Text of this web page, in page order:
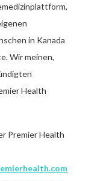
in Kanada
Wir meinen,
Health
Premier Health